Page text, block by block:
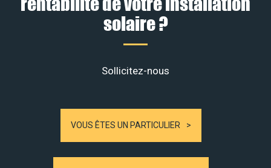
solaire ?
Sollicitez-nous
VOUS ÊTES UN PARTICULIER